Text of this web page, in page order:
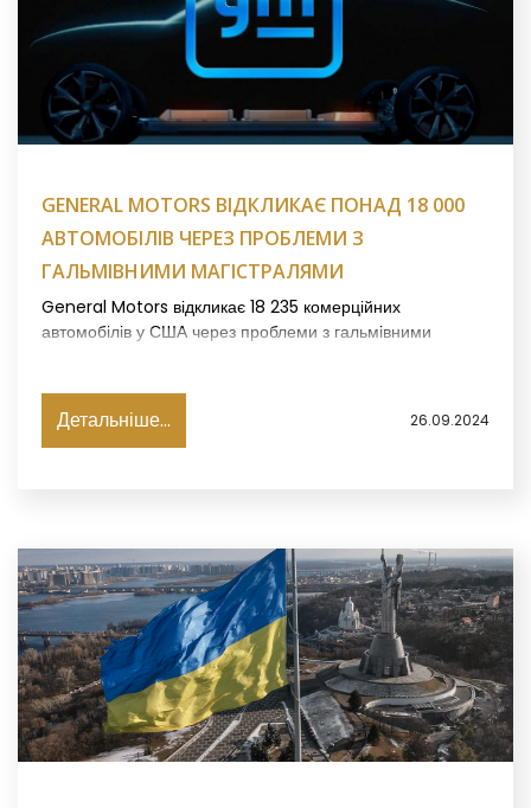
GENERAL MOTORS ВІДКЛИКАЄ ПОНАД 18 000
АВТОМОБІЛІВ ЧЕРЕЗ ПРОБЛЕМИ З
ГАЛЬМІВНИМИ МАГІСТРАЛЯМИ
General Motors відкликає 18 235 комерційних
автомобілів у США через проблеми з гальмівними
Детальніше... 26.09.2024